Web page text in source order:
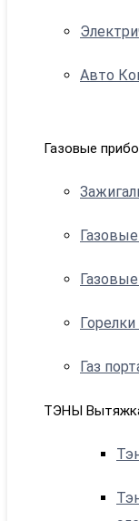
Авто
Газовые
Газ
ТЭНЫ